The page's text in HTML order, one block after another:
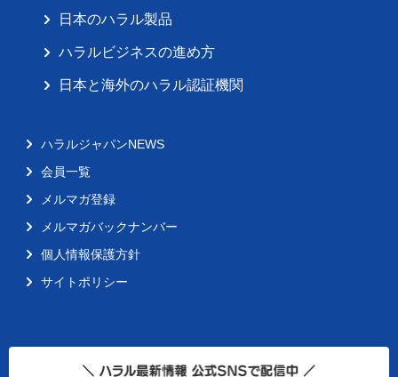
日本のハラル製品
ハラルビジネスの進め方
日本と海外のハラル認証機関
ハラルジャパンNEWS
会員一覧
メルマガ登録
メルマガバックナンバー
個人情報保護方針
サイトポリシー